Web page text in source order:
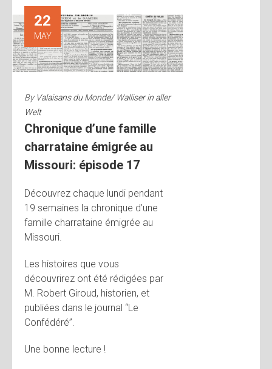
22
MAY
By Valaisans du Monde/ Walliser in aller
Welt
Chronique d’une famille
charrataine émigrée au
Missouri: épisode 17
Découvrez chaque lundi pendant
19 semaines la chronique d’une
famille charrataine émigrée au
Missouri.
Les histoires que vous
découvrirez ont été rédigées par
M. Robert Giroud, historien, et
publiées dans le journal “Le
Confédéré”.
Une bonne lecture !